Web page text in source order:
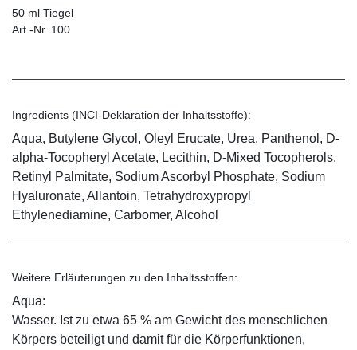
50 ml Tiegel
Art.-Nr. 100
Ingredients (INCI-Deklaration der Inhaltsstoffe):
Aqua, Butylene Glycol, Oleyl Erucate, Urea, Panthenol, D-
alpha-Tocopheryl Acetate, Lecithin, D-Mixed Tocopherols,
Retinyl Palmitate, Sodium Ascorbyl Phosphate, Sodium
Hyaluronate, Allantoin, Tetrahydroxypropyl
Ethylenediamine, Carbomer, Alcohol
Weitere Erläuterungen zu den Inhaltsstoffen:
Aqua:
Wasser. Ist zu etwa 65 % am Gewicht des menschlichen
Körpers beteiligt und damit für die Körperfunktionen,